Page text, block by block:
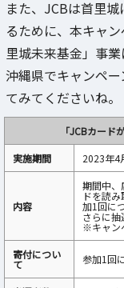
また、JCBは首里
るために、本キャ
里城未来基金」事業
沖縄県でキャンペ
てみてくださいね。
「JCBカー
実施期間
2023年4
内容
期間中、
ドを読
加1回に
さらに抽
※キャン
寄付につい
て 参加1回